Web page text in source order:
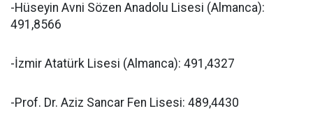
-Hüseyin Avni Sözen Anadolu Lisesi (Almanca):
491,8566
-İzmir Atatürk Lisesi (Almanca): 491,4327
-Prof. Dr. Aziz Sancar Fen Lisesi: 489,4430